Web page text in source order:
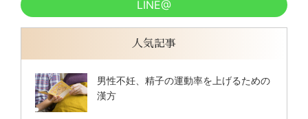
LINE@
人気記事
男性不妊、精子の運動率を上げるための
漢方